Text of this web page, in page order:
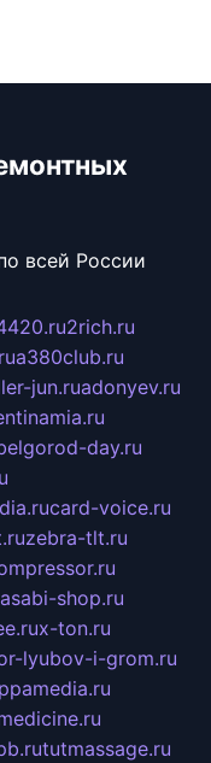
всей России
2rich.ru
a380club.ru
jun.ruadonyev.ru
day.ru
card-voice.ru
zebra-tlt.ru
shop.ru
x-ton.ru
lyubov-i-grom.ru
tutmassage.ru